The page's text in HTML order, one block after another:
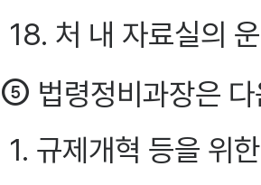
18. 처 내 자료실의
⑤ 법령정비과장은
1. 규제개혁 등을 위